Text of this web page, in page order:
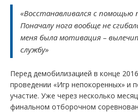
«Восстанавливался с помощью
Поначалу нога вообще не
меня была мотивация –
службу»
Перед демобилизацией в конце
проведении «Игр непокоренных» и
участие. Уже через несколько
финальном отборочном